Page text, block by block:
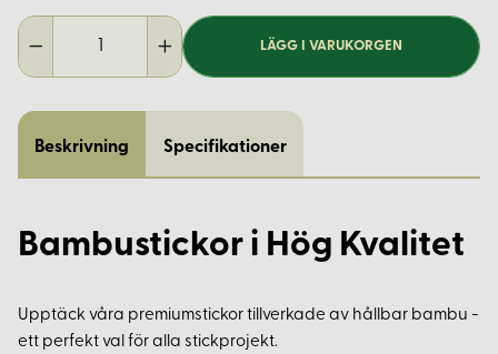
LÄGG I VARUKORGEN
Beskrivning Specifikationer
Bambustickor i Hög Kvalitet
Upptäck våra premiumstickor tillverkade av hållbar bambu -
ett perfekt val för alla stickprojekt.